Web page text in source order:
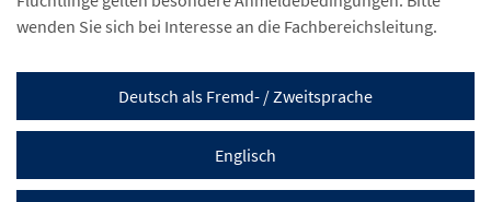
wenden Sie sich bei Interesse an die Fachbereichsleitung.
Deutsch als Fremd- / Zweitsprache
Englisch